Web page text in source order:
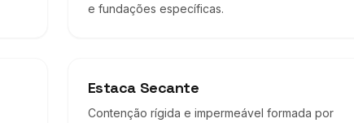
e fundações específicas.
Estaca Secante
Contenção rígida e impermeável formada por